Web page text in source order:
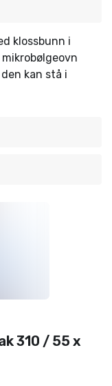
klossbunn i
kan stå i
310 / 55 x